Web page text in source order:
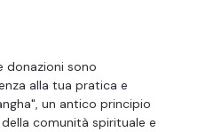
donazioni sono
alla tua pratica e
un antico principio
comunità spirituale e